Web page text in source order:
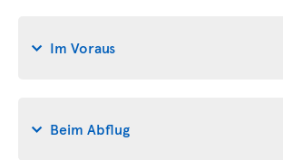
Im Voraus
Beim Abflug